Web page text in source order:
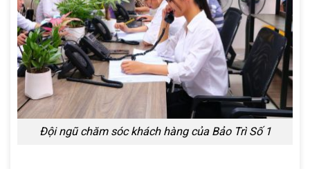
Đội ngũ chăm sóc khách hàng của Bảo Trì Số 1